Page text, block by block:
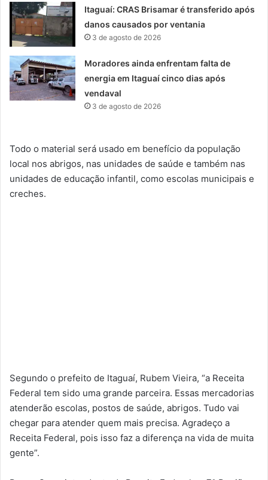
Itaguaí: CRAS Brisamar é transferido após
danos causados por ventania
3 de agosto de 2026
Moradores ainda enfrentam falta de
energia em Itaguaí cinco dias após
vendaval
3 de agosto de 2026
Todo o material será usado em benefício da população
local nos abrigos, nas unidades de saúde e também nas
unidades de educação infantil, como escolas municipais e
creches.
Segundo o prefeito de Itaguaí, Rubem Vieira, “a Receita
Federal tem sido uma grande parceira. Essas mercadorias
atenderão escolas, postos de saúde, abrigos. Tudo vai
chegar para atender quem mais precisa. Agradeço a
Receita Federal, pois isso faz a diferença na vida de muita
gente”.